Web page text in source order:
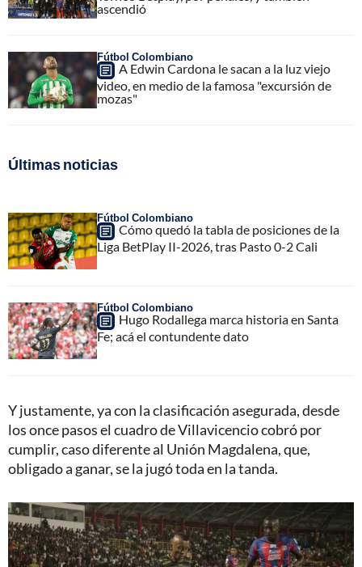
ascendió
Fútbol Colombiano
A Edwin Cardona le sacan a la luz viejo
video, en medio de la famosa "excursión de
mozas"
Últimas noticias
Fútbol Colombiano
Cómo quedó la tabla de posiciones de la
Liga BetPlay II-2026, tras Pasto 0-2 Cali
Fútbol Colombiano
Hugo Rodallega marca historia en Santa
Fe; acá el contundente dato
Y justamente, ya con la clasificación asegurada, desde
los once pasos el cuadro de Villavicencio cobró por
cumplir, caso diferente al Unión Magdalena, que,
obligado a ganar, se la jugó toda en la tanda.